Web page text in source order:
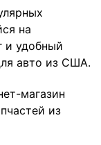
на
и удобный
авто из США.
магазин
из